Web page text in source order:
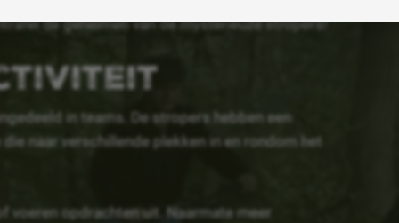
de geheimen van de mysterieuze stropers!
in teams. De stropers hebben een
naar verschillende plekken in en rondom het
voeren opdrachten uit. Naarmate meer